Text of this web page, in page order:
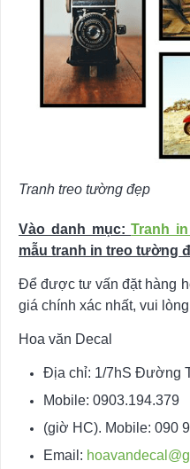
Tranh treo tường đẹp
Vào danh mục:Tranh
mẫu tranh in treo tường
Để được tư vấn đặt hàng
giá chính xác nhất, vui
Hoa văn Decal
Địa chỉ: 1/7hS Đường
Mobile: 0903.194.379
(giờ HC). Mobile: 090
Email: